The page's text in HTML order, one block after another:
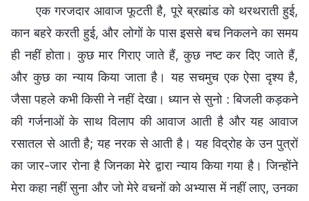
एक गरजदार आवाज फूटती है, पूरे ब्रह्मांड को थरथराती हुई,
कान बहरे करती हुई, और लोगों के पास इससे बच निकलने का समय
ही नहीं होता। कुछ मार गिराए जाते हैं, कुछ नष्ट कर दिए जाते हैं,
और कुछ का न्याय किया जाता है। यह सचमुच एक ऐसा दृश्य है,
जैसा पहले कभी किसी ने नहीं देखा। ध्यान से सुनो : बिजली कड़कने
की गर्जनाओं के साथ विलाप की आवाज आती है और यह आवाज
रसातल से आती है; यह नरक से आती है। यह विद्रोह के उन पुत्रों
का जार-जार रोना है जिनका मेरे द्वारा न्याय किया गया है। जिन्होंने
मेरा कहा नहीं सुना और जो मेरे वचनों को अभ्यास में नहीं लाए, उनका